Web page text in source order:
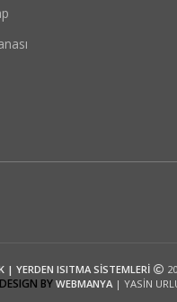
| YERDEN ISITMA SİSTEMLERİ
DESIGN BYWEBMANYA| YASİN